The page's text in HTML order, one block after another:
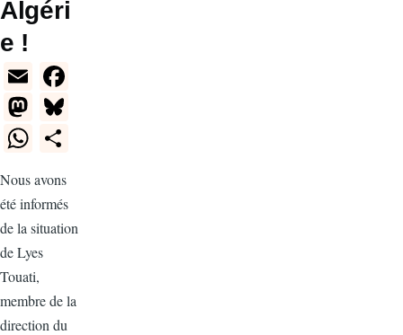
Algéri
e !
E
m
ail
M
a
o
d
o
n
y
W
at
s
A
p
p
e
Nous avons
été informés
de la situation
de Lyes
Touati,
membre de la
direction du